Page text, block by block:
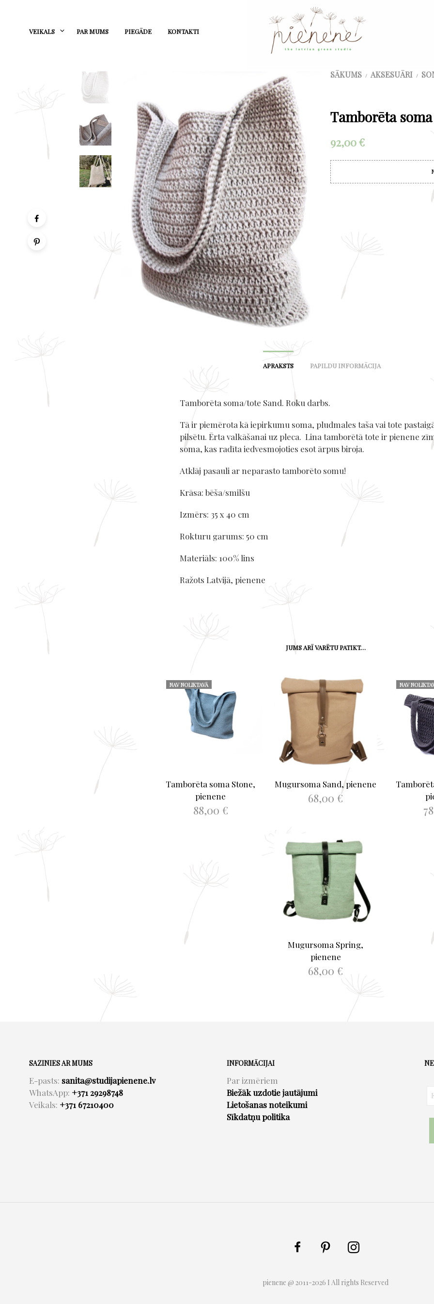
VEIKALS PAR MUMS PIEGĀDE KONTAKTI
SĀKUMS / AKSESUĀRI /
Tamborēta
92,00€
APRAKSTS PAPILDU INFORMĀCIJA
Tamborēta soma/tote Sand. Roku darbs.
Tā ir piemērota kā iepirkumu soma, pludmales taša vai tote
pilsētu. Ērta valkāšanai uz pleca. Lina tamborētā tote ir pienene
soma, kas radīta iedvesmojoties esot ārpus biroja.
Atklāj pasauli ar neparasto tamborēto somu!
Krāsa: bēša/smilšu
Izmērs: 35 x 40 cm
Rokturu garums: 50 cm
Materiāls: 100% lins
Ražots Latvijā, pienene
JUMS ARĪ VARĒTU PATIKT…
NAV NOLIKTAVĀ
Tamborēta soma Stone,
pienene
88,00 €
Mugursoma Sand, pienene
68,00 €
NAV
Mugursoma Spring,
pienene
68,00 €
PIEVIENOT GROZAM
SAZINIES AR MUMS
E-pasts: sanita@studijapienene.lv
WhatsApp: +371 29298748
Veikals: +371 67210400
INFORMĀCIJAI
Par izmēriem
Biežāk uzdotie jautājumi
Lietošanas noteikumi
Sīkdatņu politika
pienene @ 2011-2026 I All rights Reserved